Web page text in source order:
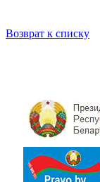
Возврат к списку